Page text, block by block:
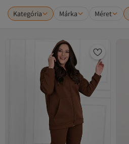
Kategória Márka Méret